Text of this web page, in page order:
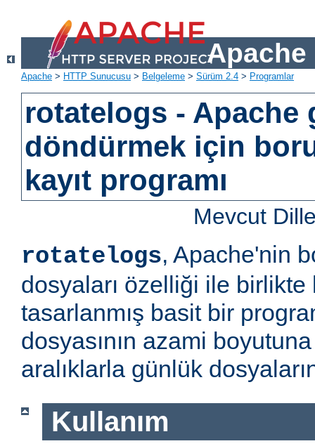
Apache
Apache > HTTP Sunucusu > Belgeleme > Sürüm 2.4 > Programlar
rotatelogs - Apache
döndürmek için
kayıt programı
Mevcut
rotatelogs, Apache'nin
dosyaları özelliği ile
tasarlanmış basit bir
dosyasının azami
aralıklarla günlük
Kullanım